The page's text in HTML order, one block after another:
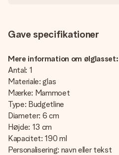
Gave specifikationer
Mere information om ølglasset:
Antal: 1
Materiale: glas
Mærke: Mammoet
Type: Budgetline
Diameter: 6 cm
Højde: 13 cm
Kapacitet: 190 ml
Personalisering: navn eller tekst